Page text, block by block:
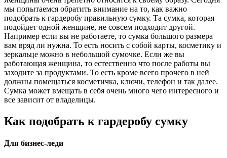
мы попытаемся обратить внимание на то, как важно
подобрать к гардеробу правильную сумку. Та сумка, которая
подойдет одной женщине, не совсем подходит другой.
Например если вы не работаете, то сумка большого размера
вам вряд ли нужна. То есть носить с собой карты, косметику и
зеркальце можно в небольшой сумочке. Если же вы
работающая женщина, то естественно что после работы вы
заходите за продуктами. То есть кроме всего прочего в ней
должны помещаться косметичка, ключи, телефон и так далее.
Сумка может вмещать в себя очень много чего интересного и
все зависит от владелицы.
Как подобрать к гардеробу сумку
Для бизнес-леди